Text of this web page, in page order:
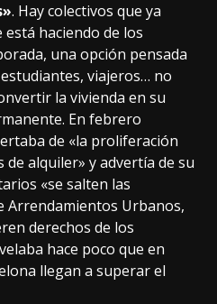
. Hay colectivos que ya
haciendo de los
, una opción pensada
viajeros… no
la vivienda en su
En febrero
de «la proliferación
alquiler» y advertía de su
«se salten las
Arrendamientos Urbanos,
derechos de los
hace poco que en
llegan a superar el